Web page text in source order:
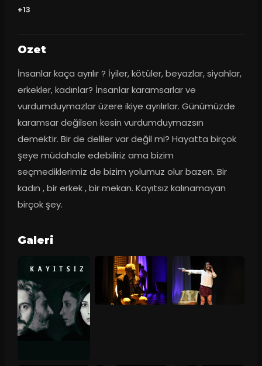
+13
Ozet
İnsanlar kaça ayrılır ? İyiler, kötüler, beyazlar, siyahlar,
erkekler, kadınlar? İnsanlar karamsarlar ve
vurdumduymazlar üzere ikiye ayrılırlar. Günümüzde
karamsar değilsen kesin vurdumduymazsın
demektir. Bir de deliler var değil mi? Hayatta birçok
şeye müdahale edebiliriz ama bizim
seçmediklerimiz de bizim yolumuz olur bazen. Bir
kadın , bir erkek , bir mekan. Kayıtsız kalınamayan
birçok şey.
Galeri